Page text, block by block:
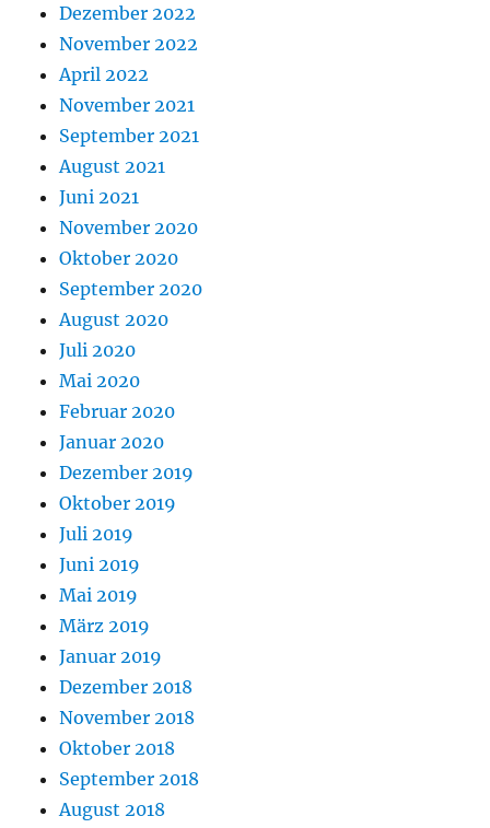
Dezember 2022
November 2022
April 2022
November 2021
September 2021
August 2021
Juni 2021
November 2020
Oktober 2020
September 2020
August 2020
Juli 2020
Mai 2020
Februar 2020
Januar 2020
Dezember 2019
Oktober 2019
Juli 2019
Juni 2019
Mai 2019
März 2019
Januar 2019
Dezember 2018
November 2018
Oktober 2018
September 2018
August 2018